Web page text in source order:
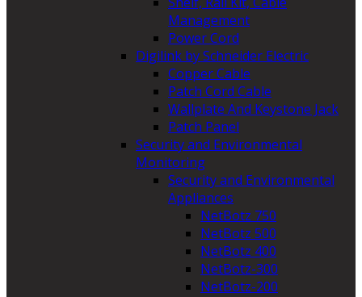
Management
Power Cord
Digilink by Schneider Electric
Copper Cable
Patch Cord Cable
Wallplate And Keystone Jack
Patch Panel
Security and Environmental
Monitoring
Security and Environmental
Appliances
NetBotz 750
NetBotz 500
NetBotz 400
NetBotz-300
NetBotz-200